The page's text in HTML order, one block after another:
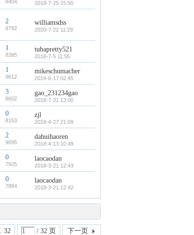
8404 2018-7-25 15:50
2
9792
williamsdss
2020-7-22 11:29
1
8395
tubapretty521
2018-7-5 11:55
1
9612
mikeschumacher
2019-6-17 02:45
3
8602
gao_231234gao
2018-7-31 13:00
0
8153
zjl
2018-4-27 21:09
2
9095
dahuihaoren
2018-4-13 10:49
0
7925
laocaodan
2018-3-21 12:43
0
7884
laocaodan
2018-3-21 12:42
32 / 32 页 下一页